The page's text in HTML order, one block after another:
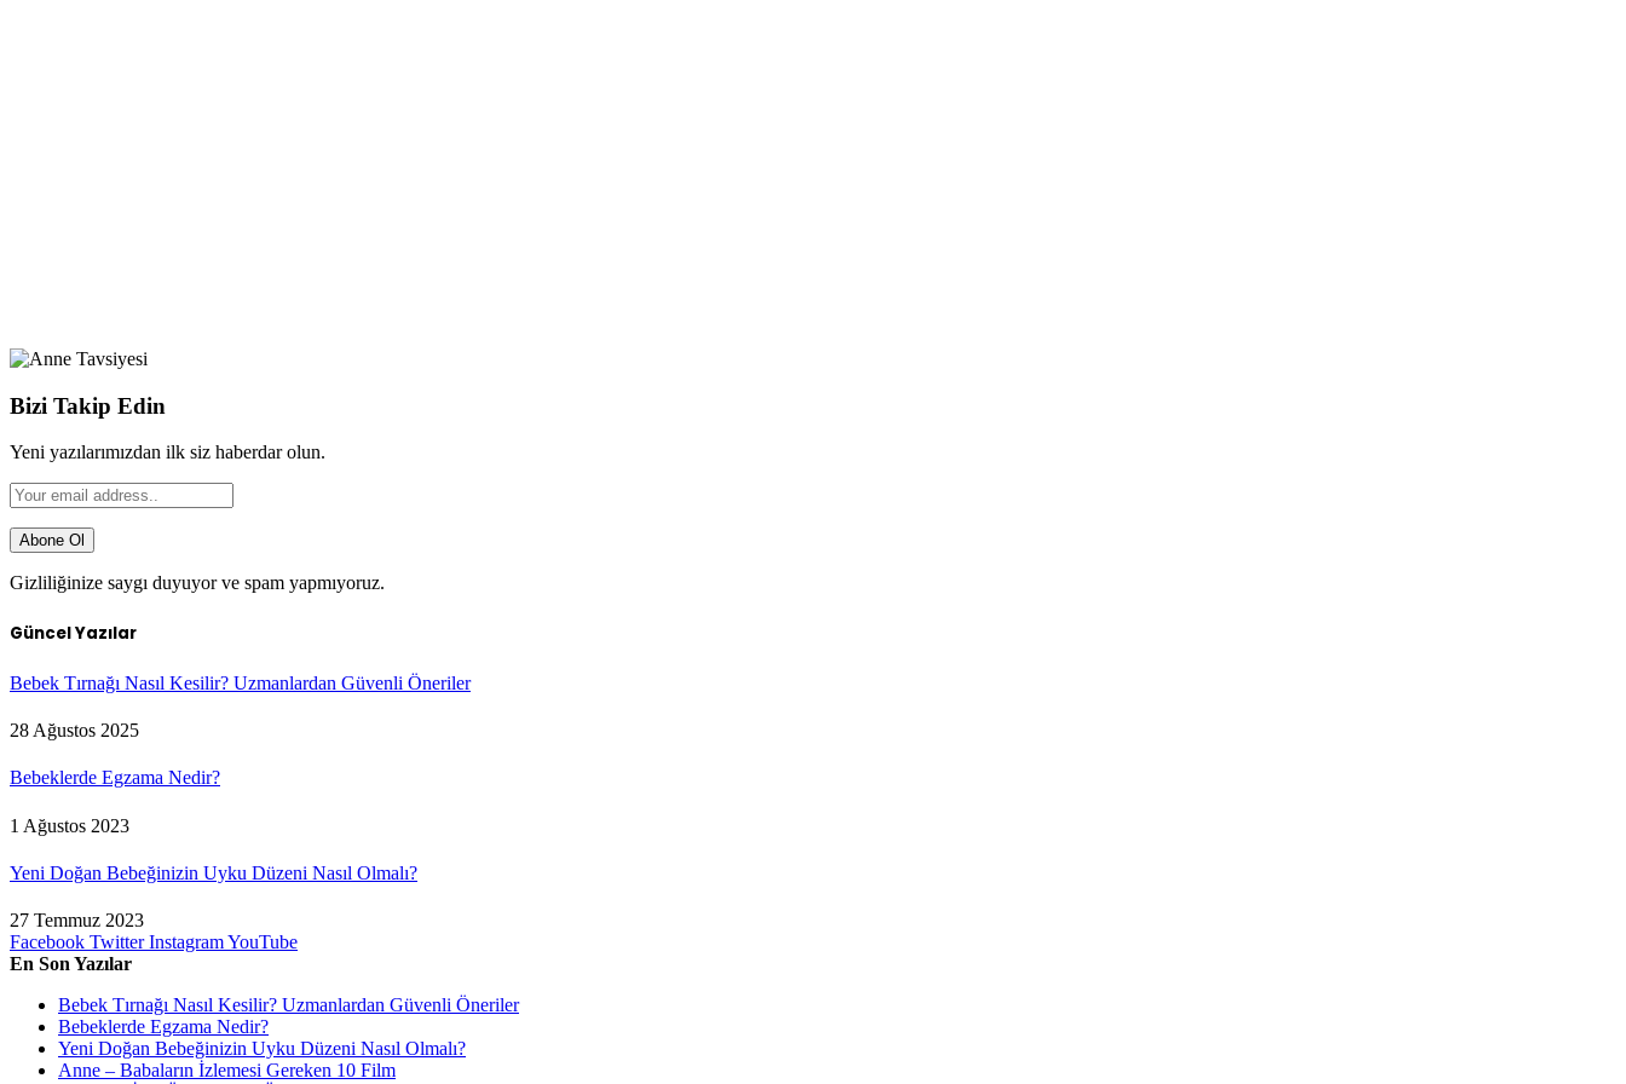
Bizi Takip Edin
Yeni yazılarımızdan ilk siz haberdar olun.
Gizliliğinize saygı duyuyor ve spam yapmıyoruz.
Güncel Yazılar
Bebek Tırnağı Nasıl Kesilir? Uzmanlardan Güvenli Öneriler
28 Ağustos 2025
Bebeklerde Egzama Nedir?
1 Ağustos 2023
Yeni Doğan Bebeğinizin Uyku Düzeni Nasıl Olmalı?
27 Temmuz 2023
Facebook Twitter InstagramYouTube
En Son Yazılar
Bebek Tırnağı Nasıl Kesilir? Uzmanlardan Güvenli Öneriler
Bebeklerde Egzama Nedir?
Yeni Doğan Bebeğinizin Uyku Düzeni Nasıl Olmalı?
Anne – Babaların İzlemesi Gereken 10 Film